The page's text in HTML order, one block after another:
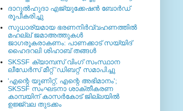
ദാറുല്‍ഹുദാ എജ്യുക്കേഷന്‍ ബോര്‍ഡ്
രൂപീകരിച്ചു
സുധാര്യമായ ഭരണനിര്‍വ്വഹണത്തില്‍
മഹല്ല് ജമാഅത്തുകള്‍
ജാഗരൂകരാകണം: പാണക്കാട് സയ്യിദ്
ഹൈദറലി ശിഹാബ് തങ്ങള്‍
SKSSF ക്യാമ്പസ് വിംഗ് സംസ്ഥാന
ലീഡേർസ് മീറ്റ് 'ഡിബറ്റ്' സമാപിച്ചു
'എന്റെ യൂണിറ്റ്, എന്റെ അഭിമാനം';
SKSSF സംഘടനാ ശാക്തീകരണ
കാമ്പയിന് കാസര്‍കോട് ജില്ലയില്‍
ഉജ്ജ്വല തുടക്കം